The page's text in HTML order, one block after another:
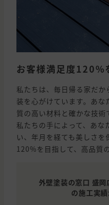
お客様満足度120%
私たちは、毎日帰る家だ
装を心がけています。あな
質の高い材料と確かな技術
私たちの手によって、あ
い、年月を経ても美しさ
120%を目指して、高品質
外壁塗装の窓口 盛
の施工実績